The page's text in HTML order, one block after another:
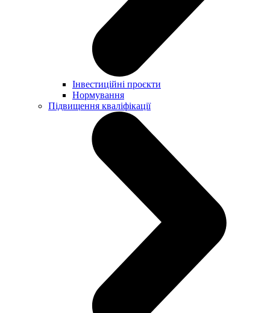
Інвестиційні проєкти
Нормування
Підвищення кваліфікації